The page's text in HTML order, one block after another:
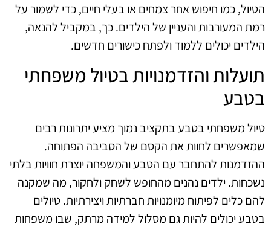
הטיול, כמו חיפוש אחר צמחים או בעלי חיים, כדי לשמור על
רמת המעורבות והעניין של הילדים. כך, במקביל להנאה,
הילדים יכולים ללמוד ולפתח כישורים חדשים.
תועלות והזדמנויות בטיול משפחתי
בטבע
טיול משפחתי בטבע בתקציב נמוך מציע יתרונות רבים
שמאפשרים לחוות את הקסם של הסביבה הפתוחה.
ההזדמנות להתחבר עם הטבע והמשפחה יוצרת חוויות בלתי
נשכחות. ילדים נהנים מהחופש לשחק ולחקור, מה שמקנה
להם כלים לפיתוח מיומנויות חברתיות ויצירתיות. טיולים
בטבע יכולים להיות גם מסלול למידה מרתק, שבו משפחות